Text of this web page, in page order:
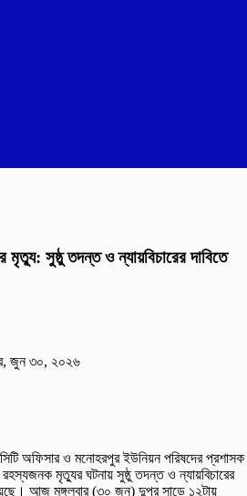
মৃত্যু: সুষ্ঠু তদন্ত ও ন্যায়বিচারের দাবিতে
জুন ৩০, ২০২৬
অফিসার ও মনোহরপুর ইউনিয়ন পরিষদের প্রশাসক
মৃত্যুর ঘটনায় সুষ্ঠু তদন্ত ও ন্যায়বিচারের
আজ মঙ্গলবার (৩০ জুন) দুপুর সাড়ে ১২টায়